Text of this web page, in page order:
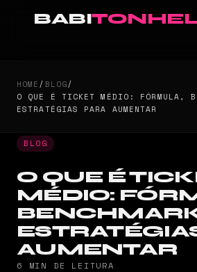
BABI
HOME/BLOG/
O QUE É TICKET MÉDIO: FÓRMULA,
ESTRATÉGIAS PARA AUMENTAR
BLOG
O QUE É
MÉDIO:
AUMENTAR
6 MIN DE LEITURA